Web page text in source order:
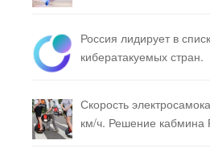
Россия лидирует в
кибератакуемых стран.
Скорость
км/ч. Решение кабмина